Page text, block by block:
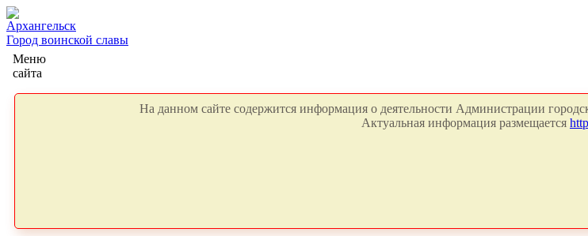
Архангельск
Город воинской славы
Меню
сайта
На данном сайте содержится информация о деятельности Администрации
Актуальная информация размещается